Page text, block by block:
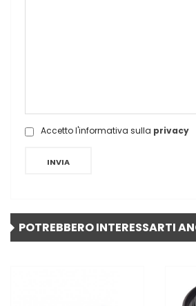
Accetto l'informativa sulla privacy
INVIA
POTREBBERO INTERESSARTI